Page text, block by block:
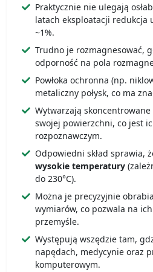
Praktycznie nie ulegają
latach eksploatacji
~1%.
Trudno je rozmagnesować,
odporność na pola
Powłoka ochronna (np.
metaliczny połysk, co ma
Wytwarzają
swojej powierzchni, co jest
rozpoznawczym.
Odpowiedni skład sprawia,
wysokie temperatury
do 230°C).
Można je precyzyjnie
wymiarów, co pozwala na
przemyśle.
Występują wszędzie tam,
napędach, medycynie oraz
komputerowym.